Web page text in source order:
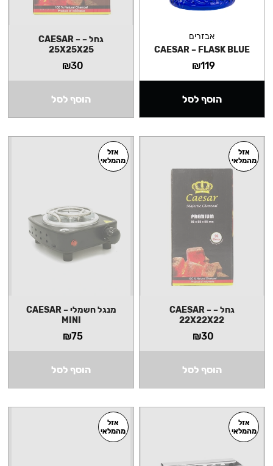
אבזרים
CAESAR – FLASK BLUE
₪119
הוסף לסל
גחל – CAESAR –
25X25X25
₪30
הוסף לסל
אזל
מהמלאי
גחל – CAESAR –
22X22X22
₪30
הוסף לסל
אזל
מהמלאי
מנגל חשמלי – CAESAR
MINI
₪75
הוסף לסל
אזל
מהמלאי
אזל
מהמלאי